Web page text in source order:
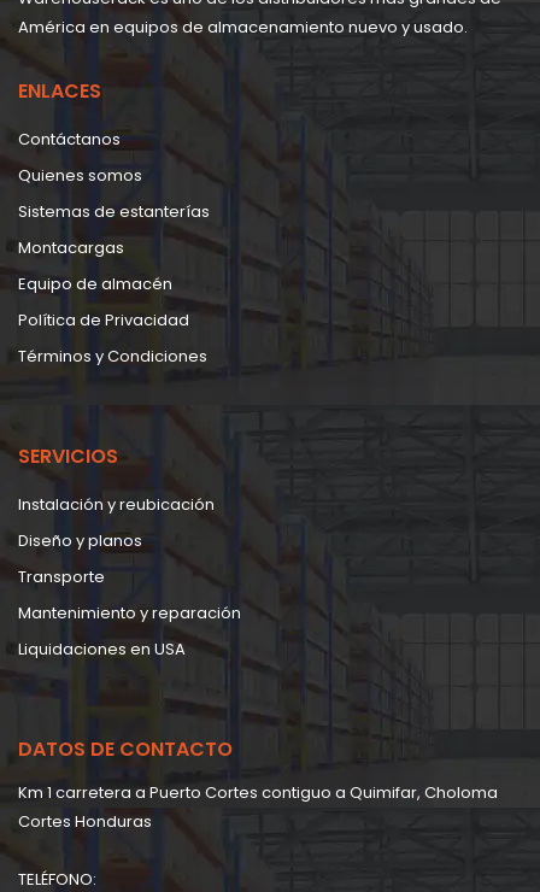
América en equipos de almacenamiento nuevo y usado.
ENLACES
Contáctanos
Quienes somos
Sistemas de estanterías
Montacargas
Equipo de almacén
Política de Privacidad
Términos y Condiciones
SERVICIOS
Instalación y reubicación
Diseño y planos
Transporte
Mantenimiento y reparación
Liquidaciones en USA
DATOS DE CONTACTO
Km 1 carretera a Puerto Cortes contiguo a Quimifar, Choloma
Cortes Honduras
TELÉFONO: